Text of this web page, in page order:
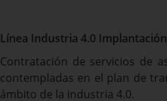
Línea Industria 4.0 Implantación
Contratación de servicios de
contempladas en el plan de
ámbito de la industria 4.0.